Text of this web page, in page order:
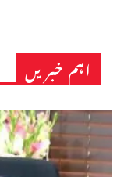
اہم خبریں